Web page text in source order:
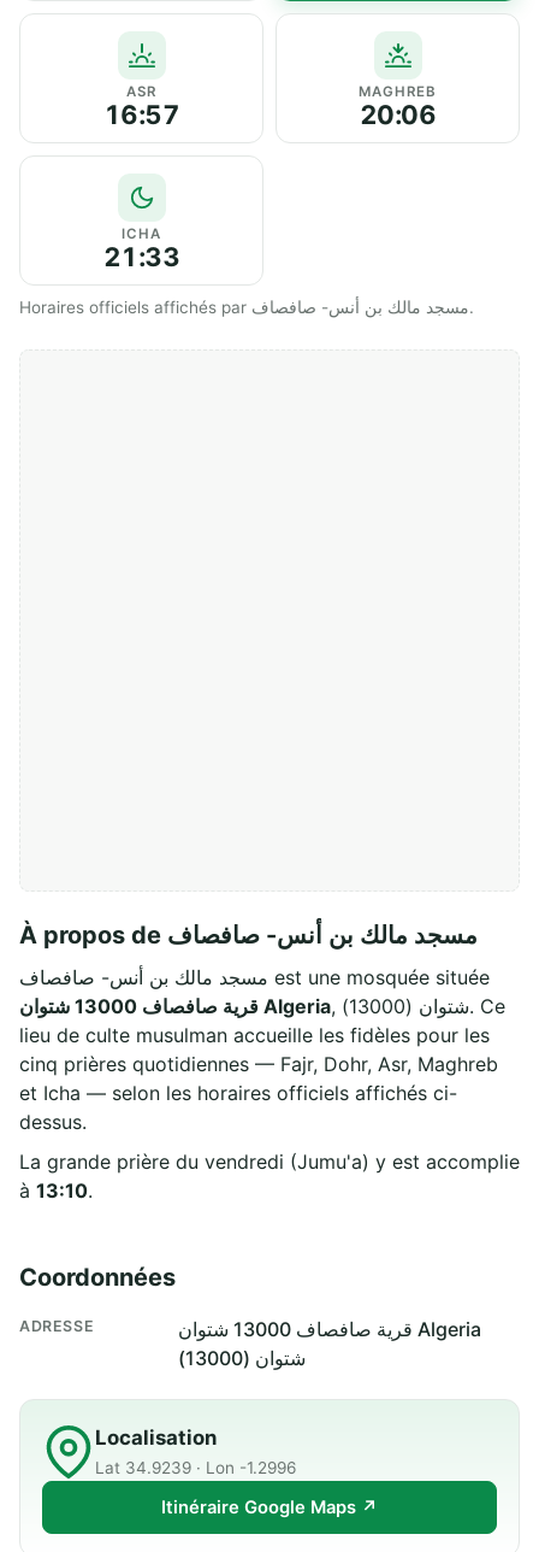
ASR
16:57
MAGHREB
20:06
ICHA
21:33
Horaires officiels affichés par مسجد مالك بن أنس- صافصاف.
À propos de مسجد مالك بن أنس- صافصاف
مسجد مالك بن أنس- صافصاف est une mosquée située
قرية صافصاف 13000 شتوان Algeria, شتوان (13000). Ce
lieu de culte musulman accueille les fidèles pour les
cinq prières quotidiennes — Fajr, Dohr, Asr, Maghreb
et Icha — selon les horaires officiels affichés ci-
dessus.
La grande prière du vendredi (Jumu'a) y est accomplie
à 13:10.
Coordonnées
ADRESSE
قرية صافصاف 13000 شتوان Algeria
شتوان (13000)
Localisation
Lat 34.9239 · Lon -1.2996
Itinéraire Google Maps ↗